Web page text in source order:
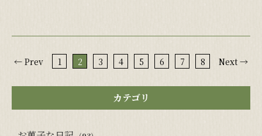
← Prev 1 2 3 4 5 6 7 8 Next →
カテゴリ